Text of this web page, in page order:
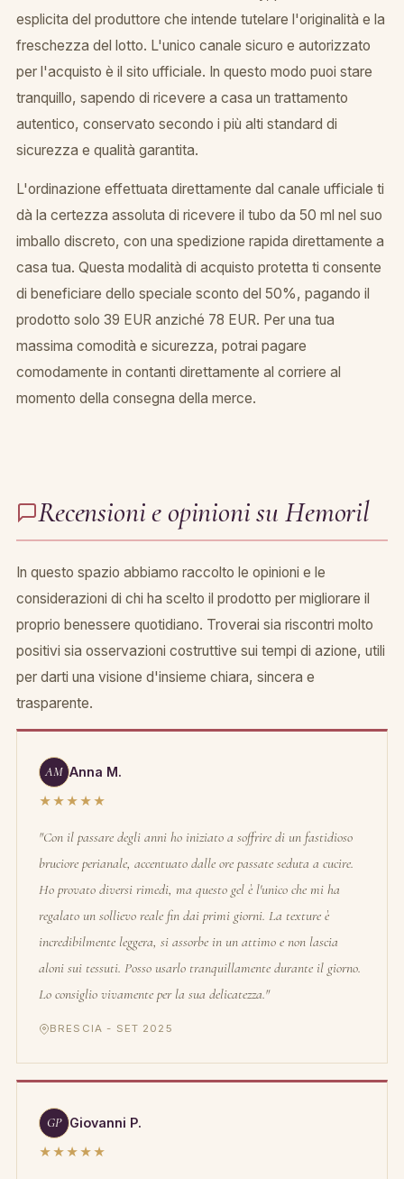
esplicita del produttore che intende tutelare l'originalità e la
freschezza del lotto. L'unico canale sicuro e autorizzato
per l'acquisto è il sito ufficiale. In questo modo puoi stare
tranquillo, sapendo di ricevere a casa un trattamento
autentico, conservato secondo i più alti standard di
sicurezza e qualità garantita.
L'ordinazione effettuata direttamente dal canale ufficiale ti
dà la certezza assoluta di ricevere il tubo da 50 ml nel suo
imballo discreto, con una spedizione rapida direttamente a
casa tua. Questa modalità di acquisto protetta ti consente
di beneficiare dello speciale sconto del 50%, pagando il
prodotto solo 39 EUR anziché 78 EUR. Per una tua
massima comodità e sicurezza, potrai pagare
comodamente in contanti direttamente al corriere al
momento della consegna della merce.
Recensioni e opinioni su Hemoril
In questo spazio abbiamo raccolto le opinioni e le
considerazioni di chi ha scelto il prodotto per migliorare il
proprio benessere quotidiano. Troverai sia riscontri molto
positivi sia osservazioni costruttive sui tempi di azione, utili
per darti una visione d'insieme chiara, sincera e
trasparente.
AM Anna M.
★★★★★
"Con il passare degli anni ho iniziato a soffrire di un fastidioso
bruciore perianale, accentuato dalle ore passate seduta a cucire.
Ho provato diversi rimedi, ma questo gel è l'unico che mi ha
regalato un sollievo reale fin dai primi giorni. La texture è
incredibilmente leggera, si assorbe in un attimo e non lascia
aloni sui tessuti. Posso usarlo tranquillamente durante il giorno.
Lo consiglio vivamente per la sua delicatezza."
BRESCIA - SET 2025
GP Giovanni P.
★★★★★